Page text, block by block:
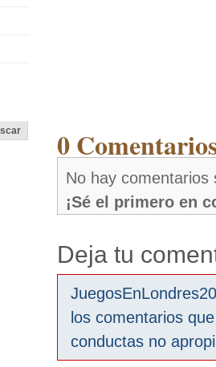
0
No hay comentarios
¡Sé el primero en
Deja tu
los comentarios
conductas no